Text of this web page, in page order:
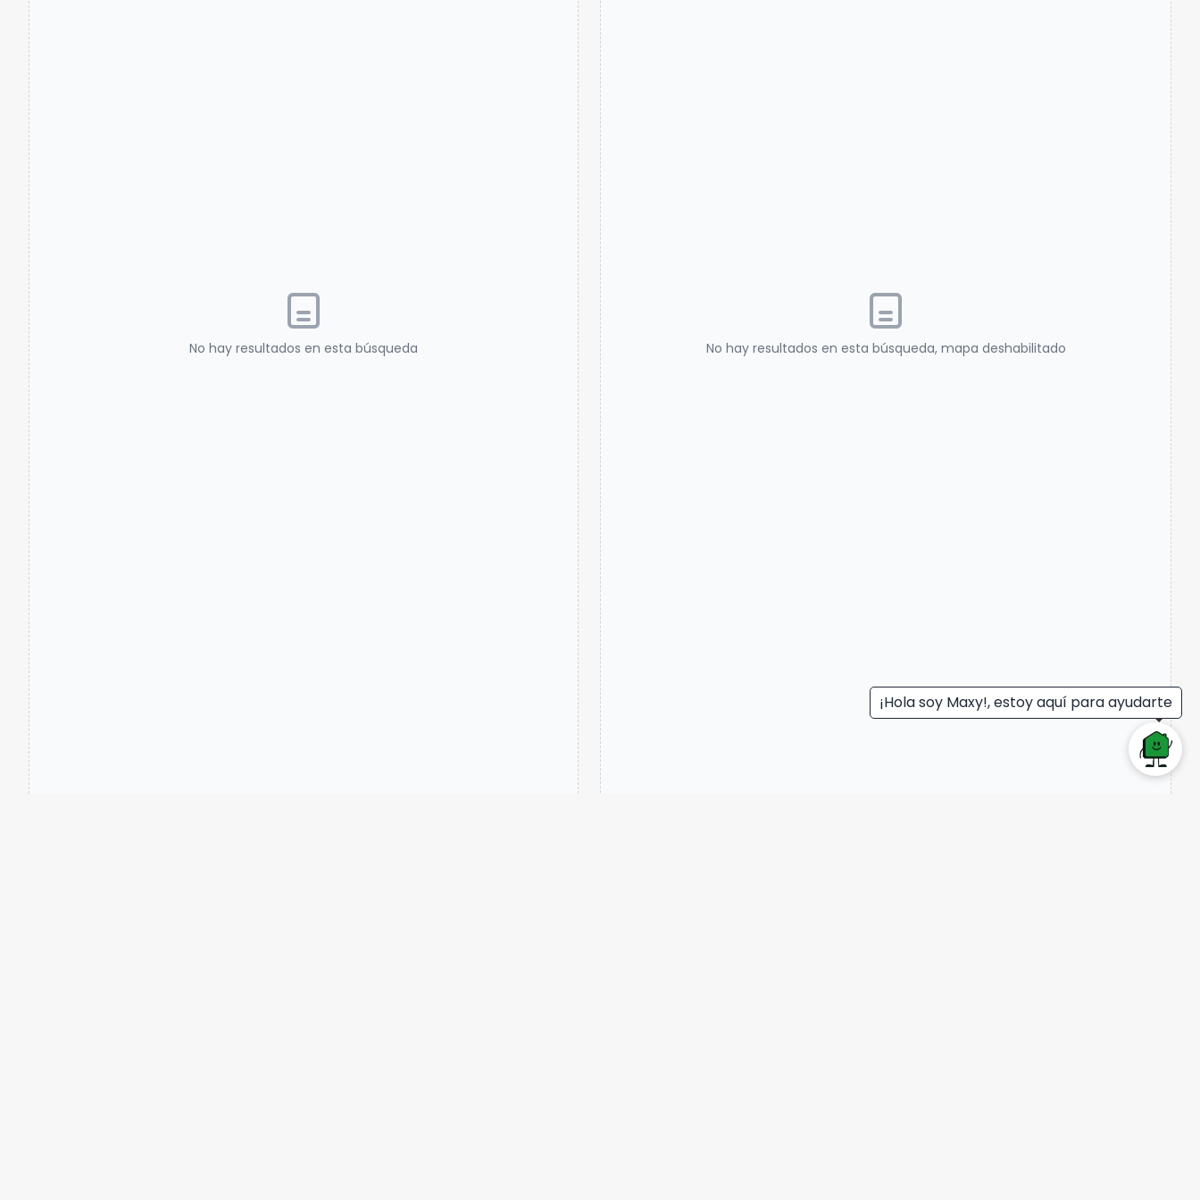
¡Hola soy Maxy!, estoy aquí para ayudarte
No hay resultados en esta búsqueda No hay resultados en esta búsqueda, mapa deshabilitado